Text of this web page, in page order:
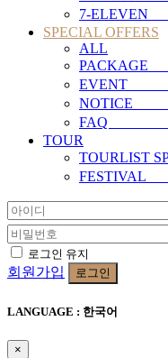
7-
SPECIAL OFFERS
ALL
FAQ ·
TOUR
로그인 유지
회원가입 로그인
LANGUAGE : 한국어
×